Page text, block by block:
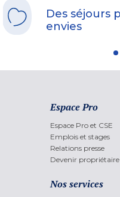
Des séjours
envies
Espace Pro
Espace Pro et CSE
Emplois et stages
Relations presse
Devenir propriétaire
Nos services